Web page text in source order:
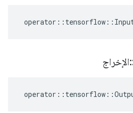
operator :: tensorflow ::
الإخراج
operator :: tensorflow ::